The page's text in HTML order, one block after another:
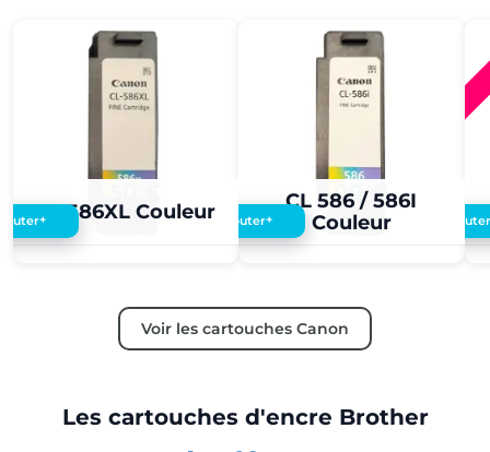
CL 586XL Couleur
+
CL 586 / 586I
Couleur
5,00 €
Ajouter+
Voir les cartouches Canon
Les cartouches d'encre Brother